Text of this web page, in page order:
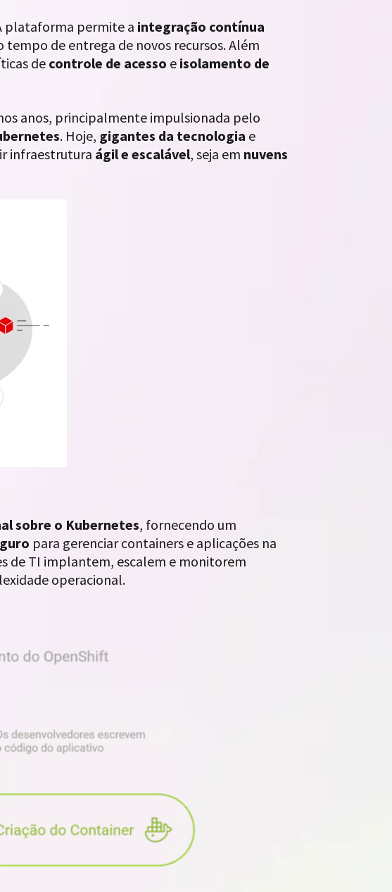
plataforma permite a integração contínua
de entrega de novos recursos. Além
decontrole de acesso e isolamento de
anos, principalmente impulsionada pelo
. Hoje, gigantes da tecnologia e
infraestrutura ágil e escalável, seja em nuvens
sobre o Kubernetes, fornecendo um
para gerenciar containers e aplicações na
de TI implantem, escalem e monitorem
operacional.